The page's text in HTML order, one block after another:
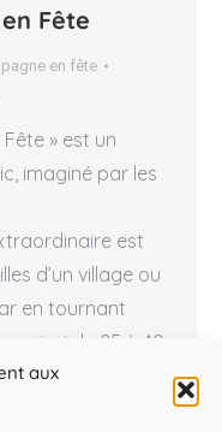
aux
Fête
en fête
» est un
imaginé par les
est
d’un village ou
en tournant
ainsi de 25 à 40